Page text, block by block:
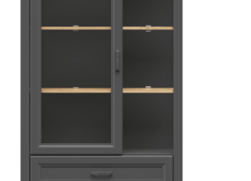
Перейти
категории
Комплекты прихожих
столы Шкафы-витрины